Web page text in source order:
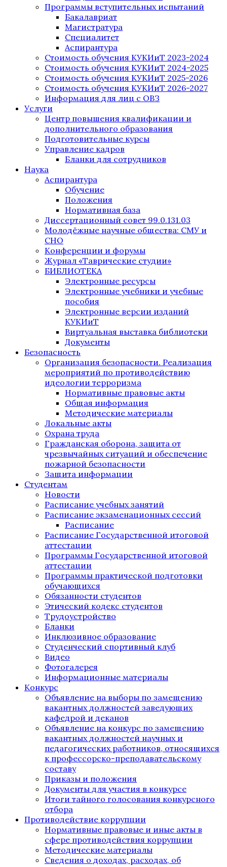
Программы вступительных испытаний
Бакалавриат
Магистратура
Специалитет
Аспирантура
Стоимость обучения КУКИиТ 2023-2024
Стоимость обучения КУКИиТ 2024-2025
Стоимость обучения КУКИиТ 2025-2026
Стоимость обучения КУКИиТ 2026-2027
Информация для лиц с ОВЗ
Услуги
Центр повышения квалификации и
дополнительного образования
Подготовительные курсы
Управление кадров
Бланки для сотрудников
Наука
Аспирантура
Обучение
Положения
Нормативная база
Диссертационный совет 99.0.131.03
Молодёжные научные общества: СМУ и
СНО
Конференции и форумы
Журнал «Таврические студии»
БИБЛИОТЕКА
Электронные ресурсы
Электронные учебники и учебные
пособия
Электронные версии изданий
КУКИиТ
Виртуальная выставка библиотеки
Документы
Безопасность
Организация безопасности. Реализация
мероприятий по противодействию
идеологии терроризма
Нормативные правовые акты
Общая информация
Методические материалы
Локальные акты
Охрана труда
Гражданская оборона, защита от
чрезвычайных ситуаций и обеспечение
пожарной безопасности
Защита информации
Студентам
Новости
Расписание учебных занятий
Расписание экзаменационных сессий
Расписание
Расписание Государственной итоговой
аттестации
Программы Государственной итоговой
аттестации
Программы практической подготовки
обучающихся
Обязанности студентов
Этический кодекс студентов
Трудоустройство
Бланки
Инклюзивное образование
Студенческий спортивный клуб
Видео
Фотогалерея
Информационные материалы
Конкурс
Объявление на выборы по замещению
вакантных должностей заведующих
кафедрой и деканов
Объявление на конкурс по замещению
вакантных должностей научных и
педагогических работников, относящихся
к профессорско-преподавательскому
составу
Приказы и положения
Документы для участия в конкурсе
Итоги тайного голосования конкурсного
отбора
Противодействие коррупции
Нормативные правовые и иные акты в
сфере противодействия коррупции
Методические материалы
Сведения о доходах, расходах, об